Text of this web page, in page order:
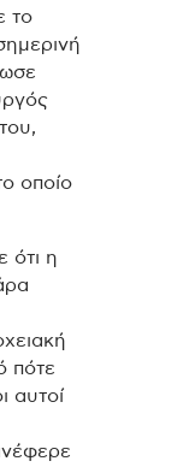
το
οποίο
ότι η
πότε
αυτοί